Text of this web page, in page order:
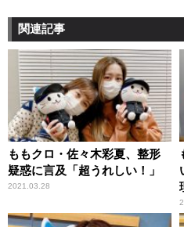
関連記事
ももクロ・佐々木彩夏、整形
疑惑に言及「超うれしい！」
2021.03.28